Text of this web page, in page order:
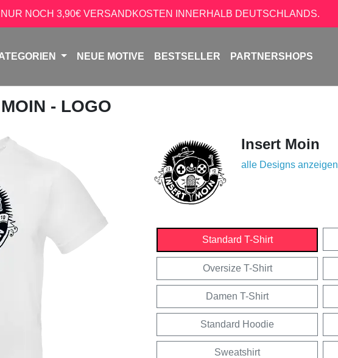
NOCH 3,90€ VERSANDKOSTEN INNERHALB DEUTSCHLANDS.
NEUE MOTIVE BESTSELLER PARTNERSHOPS
- LOGO
Insert Moin
alle Designs anzeigen
Standard T-Shirt
Oversize T-Shirt
Damen T-Shirt
Standard Hoodie
Sweatshirt